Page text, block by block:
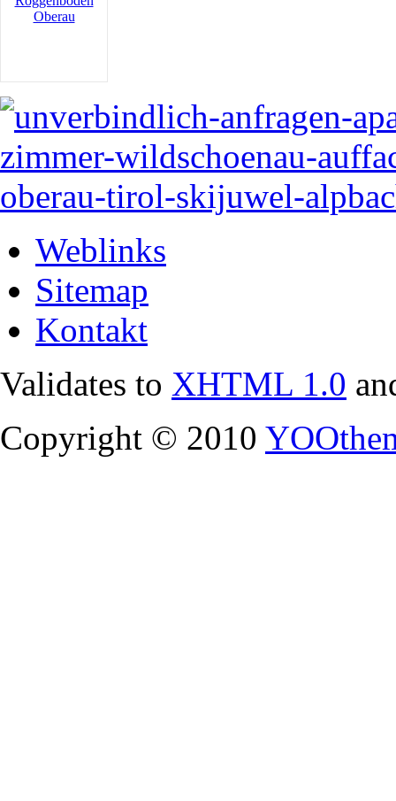
Weblinks
Sitemap
Kontakt
Validates to XHTML 1.0
Copyright © 2010